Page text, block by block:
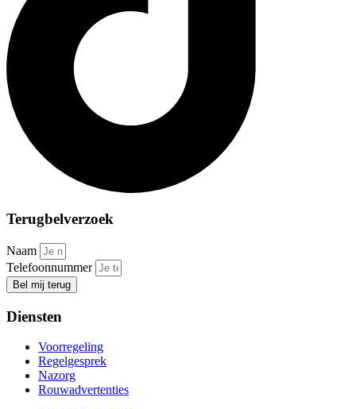
Terugbelverzoek
Naam
Telefoonnummer
Bel mij terug
Diensten
Voorregeling
Regelgesprek
Nazorg
Rouwadvertenties